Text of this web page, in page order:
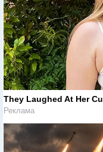
They Laughed At Her
Реклама